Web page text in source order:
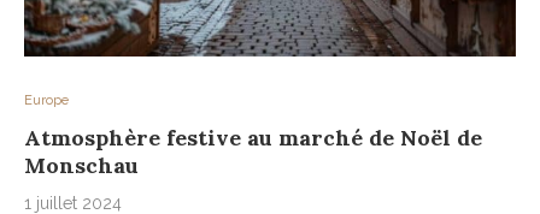
Europe
Atmosphère festive au marché de Noël de
Monschau
1 juillet 2024